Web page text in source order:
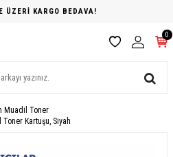
ÜZERİ KARGO BEDAVA!
0
Muadil Toner
Toner Kartuşu, Siyah